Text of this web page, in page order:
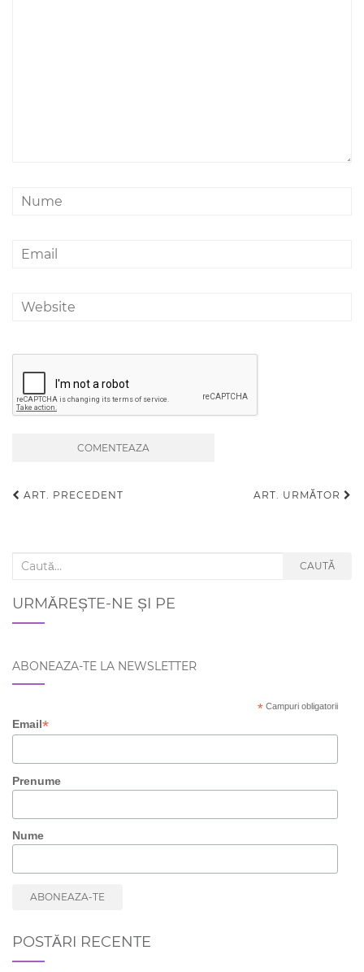
ART. PRECEDENT ART. URMĂTOR
Search for: CAUTĂ
URMĂREȘTE-NE ȘI PE
ABONEAZA-TE LA NEWSLETTER
* Campuri obligatorii
Email*
Prenume
Nume
POSTĂRI RECENTE